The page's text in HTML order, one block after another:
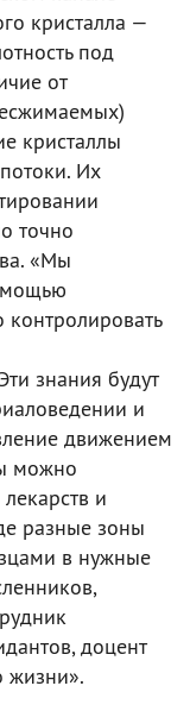
кристалла —
под
от
кристаллы
Их
точно
«Мы
знания будут
и
движением
можно
и
разные зоны
в нужные
доцент
жизни».